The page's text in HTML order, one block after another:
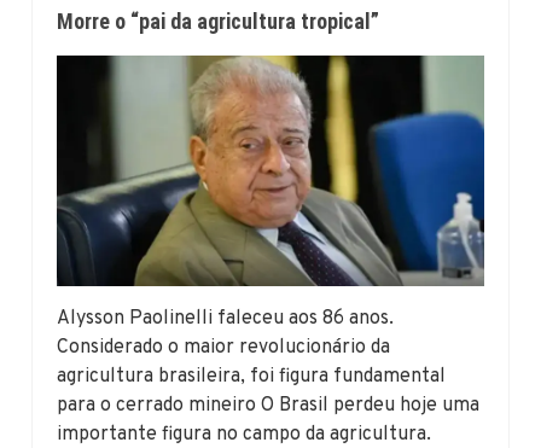
Morre o “pai da agricultura tropical”
Alysson Paolinelli faleceu aos 86 anos.
Considerado o maior revolucionário da
agricultura brasileira, foi figura fundamental
para o cerrado mineiro O Brasil perdeu hoje uma
importante figura no campo da agricultura.